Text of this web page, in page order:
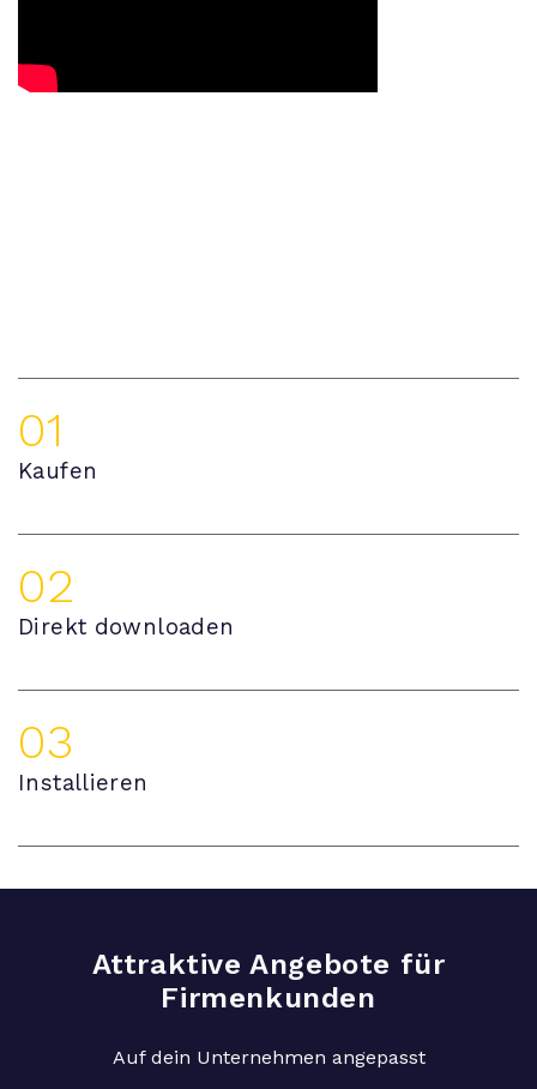
01
Kaufen
02
Direkt downloaden
03
Installieren
Attraktive Angebote für
Firmenkunden
Auf dein Unternehmen angepasst